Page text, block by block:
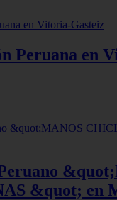
Peruana en
&quot; en